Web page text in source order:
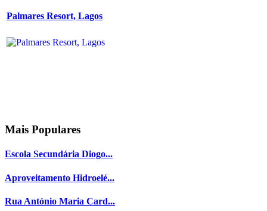
Palmares Resort, Lagos
Mais Populares
Escola Secundária Diogo...
Aproveitamento Hidroelé...
Rua António Maria Card...